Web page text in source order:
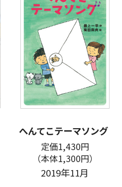
へんてこテーマソング
定価1,430円
（本体1,300円）
2019年11月